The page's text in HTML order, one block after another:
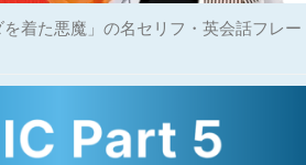
着た悪魔」の名セリフ・英会話フレー